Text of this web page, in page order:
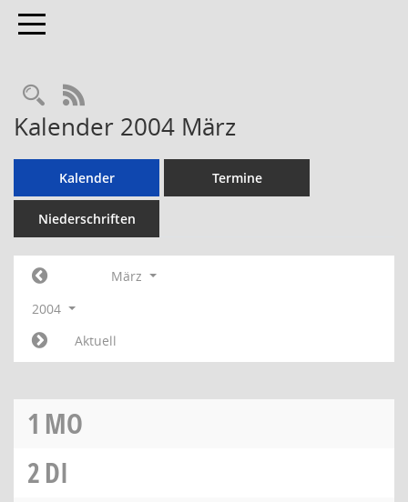
Toggle navigation
RSS-Feed
Kalender 2004 März
Kalender Termine
Niederschriften
März
2004
Aktuell
1 MO
2DI